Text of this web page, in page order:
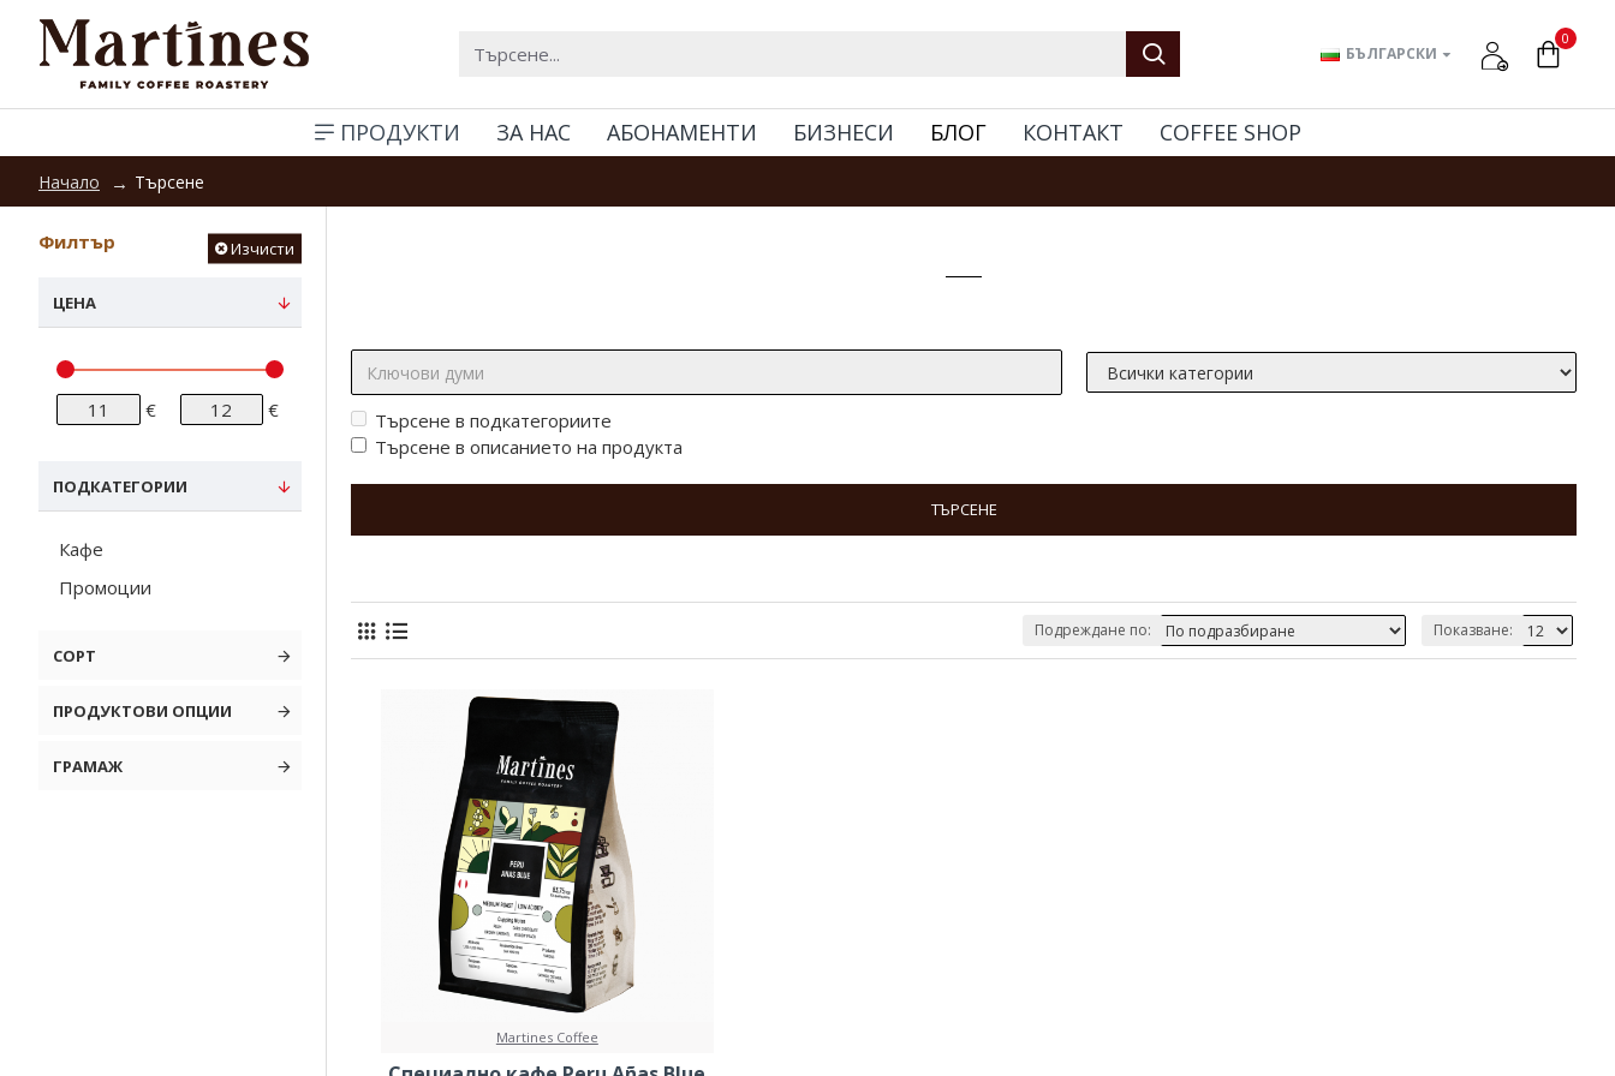
БЪЛГАРСКИ
0
ПРОДУКТИ ЗА НАС АБОНАМЕНТИ БИЗНЕСИ БЛОГ КОНТАКТ COFFEE SHOP
Начало Търсене
Филтър Изчисти
ЦЕНА
€ €
ПОДКАТЕГОРИИ
Кафе
Промоции
СОРТ
ПРОДУКТОВИ ОПЦИИ
ГРАМАЖ
Търсене в подкатегориите
Търсене в описанието на продукта
ТЪРСЕНЕ
Подреждане по: Показване:
Martines Coffee